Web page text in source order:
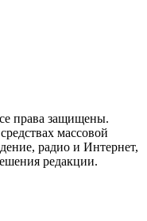
права защищены.
массовой
радио и Интернет,
редакции.